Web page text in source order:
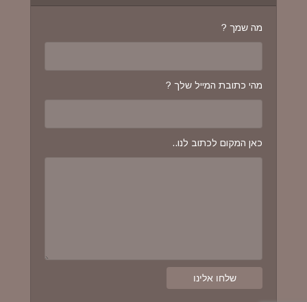
מה שמך ?
מהי כתובת המייל שלך ?
כאן המקום לכתוב לנו..